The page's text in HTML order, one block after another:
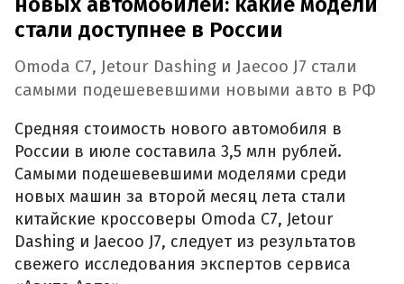
стали доступнее в России
Omoda C7, Jetour Dashing и Jaecoo J7 стали
самыми подешевевшими новыми авто в РФ
Средняя стоимость нового автомобиля в
России в июле составила 3,5 млн рублей.
Самыми подешевевшими моделями среди
новых машин за второй месяц лета стали
китайские кроссоверы Omoda C7, Jetour
Dashing и Jaecoo J7, следует из результатов
свежего исследования экспертов сервиса